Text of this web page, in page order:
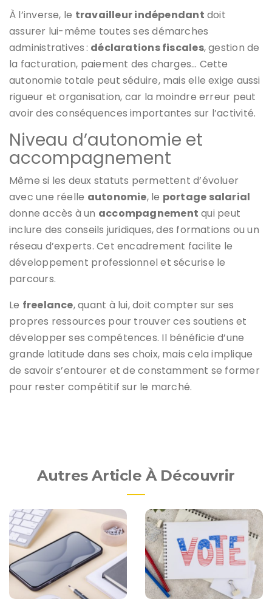
À l’inverse, le travailleur indépendant doit
assurer lui-même toutes ses démarches
administratives : déclarations fiscales, gestion de
la facturation, paiement des charges… Cette
autonomie totale peut séduire, mais elle exige aussi
rigueur et organisation, car la moindre erreur peut
avoir des conséquences importantes sur l’activité.
Niveau d’autonomie et
accompagnement
Même si les deux statuts permettent d’évoluer
avec une réelle autonomie, le portage salarial
donne accès à un accompagnement qui peut
inclure des conseils juridiques, des formations ou un
réseau d’experts. Cet encadrement facilite le
développement professionnel et sécurise le
parcours.
Le freelance, quant à lui, doit compter sur ses
propres ressources pour trouver ces soutiens et
développer ses compétences. Il bénéficie d’une
grande latitude dans ses choix, mais cela implique
de savoir s’entourer et de constamment se former
pour rester compétitif sur le marché.
Autres Article À Découvrir